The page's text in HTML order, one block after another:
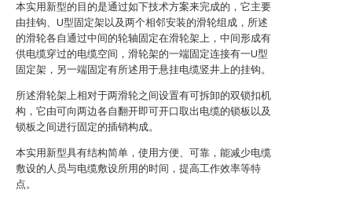
本实用新型的目的是通过如下技术方案来完成的，它主要
由挂钩、U型固定架以及两个相邻安装的滑轮组成，所述
的滑轮各自通过中间的轮轴固定在滑轮架上，中间形成有
供电缆穿过的电缆空间，滑轮架的一端固定连接有一U型
固定架，另一端固定有所述用于悬挂电缆竖井上的挂钩。
所述滑轮架上相对于两滑轮之间设置有可拆卸的双锁扣机
构，它由可向两边各自翻开即可开口取出电缆的锁板以及
锁板之间进行固定的插销构成。
本实用新型具有结构简单，使用方便、可靠，能减少电缆
敷设的人员与电缆敷设所用的时间，提高工作效率等特
点。